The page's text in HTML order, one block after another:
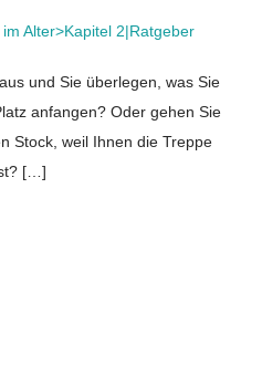
Alter>Kapitel 2|Ratgeber
und Sie überlegen, was Sie
anfangen? Oder gehen Sie
Stock, weil Ihnen die Treppe
[…]